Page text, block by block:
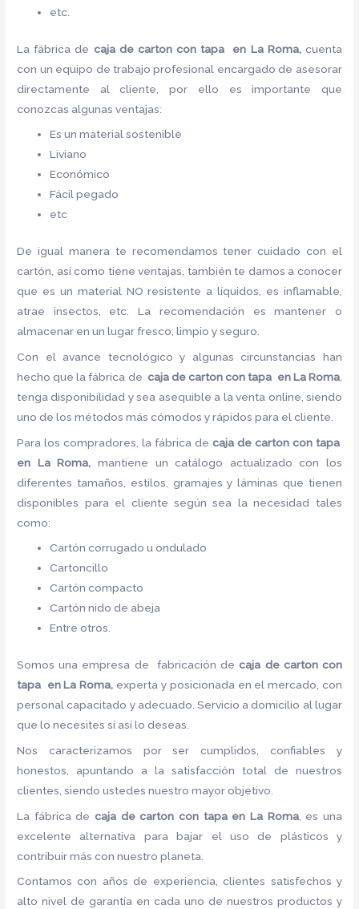
etc.
La fábrica de caja de carton con tapa en La Roma, cuenta
con un equipo de trabajo profesional encargado de asesorar
directamente al cliente, por ello es importante que
conozcas algunas ventajas:
Es un material sostenible
Liviano
Económico
Fácil pegado
etc
De igual manera te recomendamos tener cuidado con el
cartón, así como tiene ventajas, también te damos a conocer
que es un material NO resistente a líquidos, es inflamable,
atrae insectos, etc. La recomendación es mantener o
almacenar en un lugar fresco, limpio y seguro.
Con el avance tecnológico y algunas circunstancias han
hecho que la fábrica de caja de carton con tapa en La Roma,
tenga disponibilidad y sea asequible a la venta online, siendo
uno de los métodos más cómodos y rápidos para el cliente.
Para los compradores, la fábrica de caja de carton con tapa
en La Roma, mantiene un catálogo actualizado con los
diferentes tamaños, estilos, gramajes y láminas que tienen
disponibles para el cliente según sea la necesidad tales
como:
Cartón corrugado u ondulado
Cartoncillo
Cartón compacto
Cartón nido de abeja
Entre otros.
Somos una empresa de fabricación decaja de carton con
tapa en La Roma, experta y posicionada en el mercado, con
personal capacitado y adecuado. Servicio a domicilio al lugar
que lo necesites si así lo deseas.
Nos caracterizamos por ser cumplidos, confiables y
honestos, apuntando a la satisfacción total de nuestros
clientes, siendo ustedes nuestro mayor objetivo.
La fábrica decaja de carton con tapa en La Roma, es una
excelente alternativa para bajar el uso de plásticos y
contribuir más con nuestro planeta.
Contamos con años de experiencia, clientes satisfechos y
alto nivel de garantía en cada uno de nuestros productos y